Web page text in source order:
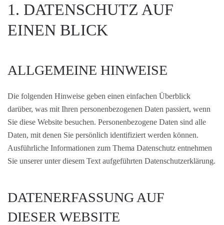
1. DATENSCHUTZ AUF
EINEN BLICK
ALLGEMEINE HINWEISE
Die folgenden Hinweise geben einen einfachen Überblick
darüber, was mit Ihren personenbezogenen Daten passiert, wenn
Sie diese Website besuchen. Personenbezogene Daten sind alle
Daten, mit denen Sie persönlich identifiziert werden können.
Ausführliche Informationen zum Thema Datenschutz entnehmen
Sie unserer unter diesem Text aufgeführten Datenschutzerklärung.
DATENERFASSUNG AUF
DIESER WEBSITE